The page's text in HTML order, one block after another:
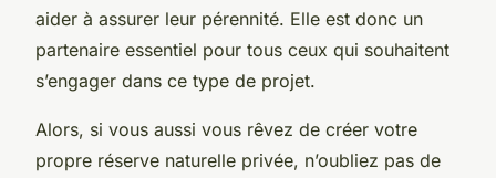
aider à assurer leur pérennité. Elle est donc un
partenaire essentiel pour tous ceux qui souhaitent
s’engager dans ce type de projet.
Alors, si vous aussi vous rêvez de créer votre
propre réserve naturelle privée, n’oubliez pas de